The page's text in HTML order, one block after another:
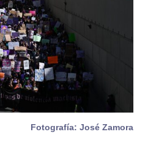
Fotografía: José Zamora